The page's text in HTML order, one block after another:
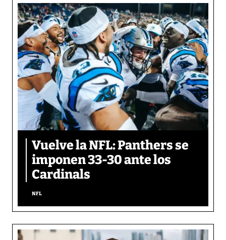
Vuelve la NFL: Panthers se
imponen 33-30 ante los
Cardinals
NFL